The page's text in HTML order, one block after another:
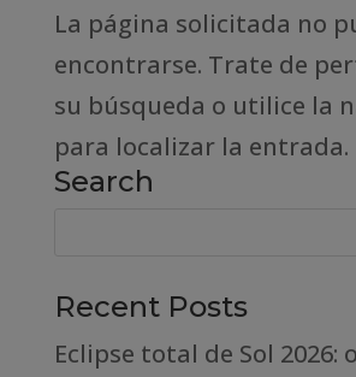
La página solicitada no
encontrarse. Trate de
su búsqueda o utilice la
para localizar la entrada.
Search
Recent Posts
Eclipse total de Sol 2026: